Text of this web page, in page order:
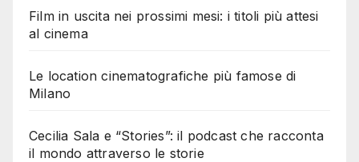
Film in uscita nei prossimi mesi: i titoli più attesi
al cinema
Le location cinematografiche più famose di
Milano
Cecilia Sala e “Stories”: il podcast che racconta
il mondo attraverso le storie